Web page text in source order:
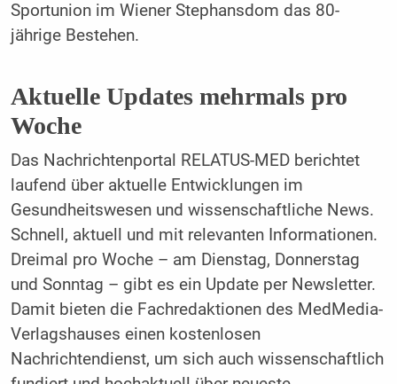
Sportunion im Wiener Stephansdom das 80-
jährige Bestehen.
Aktuelle Updates mehrmals pro
Woche
Das Nachrichtenportal RELATUS-MED berichtet
laufend über aktuelle Entwicklungen im
Gesundheitswesen und wissenschaftliche News.
Schnell, aktuell und mit relevanten Informationen.
Dreimal pro Woche – am Dienstag, Donnerstag
und Sonntag – gibt es ein Update per Newsletter.
Damit bieten die Fachredaktionen des MedMedia-
Verlagshauses einen kostenlosen
Nachrichtendienst, um sich auch wissenschaftlich